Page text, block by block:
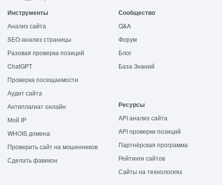
Инструменты
Анализ сайта
SEO-анализ страницы
Разовая проверка позиций
ChatGPT
Проверка посещаемости
Аудит сайта
Антиплагиат онлайн
Мой IP
WHOIS домена
Проверить сайт на мошенников
Сделать фавикон
Сообщество
Q&A
Форум
Блог
База Знаний
Ресурсы
API анализ сайта
API проверки позиций
Партнёрская программа
Рейтинги сайтов
Сайты на технологиях